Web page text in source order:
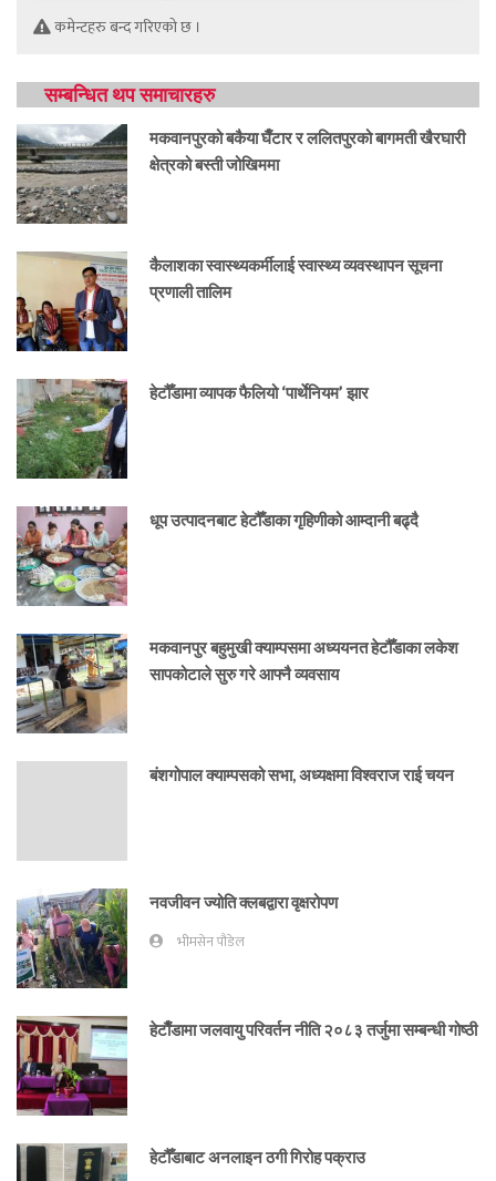
कमेन्टहरु बन्द गरिएको छ ।
सम्बन्धित थप समाचारहरु
मकवानपुरको बकैया घैँटार र ललितपुरको बागमती खैरघारी
क्षेत्रको बस्ती जोखिममा
कैलाशका स्वास्थ्यकर्मीलाई स्वास्थ्य व्यवस्थापन सूचना
प्रणाली तालिम
हेटौँडामा व्यापक फैलियो ‘पार्थेनियम’ झार
धूप उत्पादनबाट हेटौँडाका गृहिणीको आम्दानी बढ्दै
मकवानपुर बहुमुखी क्याम्पसमा अध्ययनत हेटौँडाका लकेश
सापकोटाले सुरु गरे आफ्नै व्यवसाय
बंशगोपाल क्याम्पसको सभा, अध्यक्षमा विश्वराज राई चयन
नवजीवन ज्योति क्लबद्वारा वृक्षरोपण
भीमसेन पौडेल
हेटाैँडामा जलवायु परिवर्तन नीति २०८३ तर्जुमा सम्बन्धी गोष्ठी
हेटौँडाबाट अनलाइन ठगी गिरोह पक्राउ